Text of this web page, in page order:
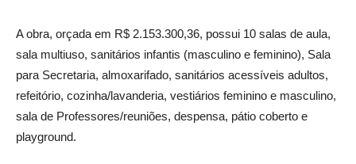
A obra, orçada em R$ 2.153.300,36, possui 10 salas de aula,
sala multiuso, sanitários infantis (masculino e feminino), Sala
para Secretaria, almoxarifado, sanitários acessíveis adultos,
refeitório, cozinha/lavanderia, vestiários feminino e masculino,
sala de Professores/reuniões, despensa, pátio coberto e
playground.